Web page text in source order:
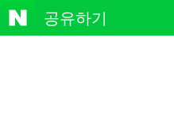
NAVE
공유하기